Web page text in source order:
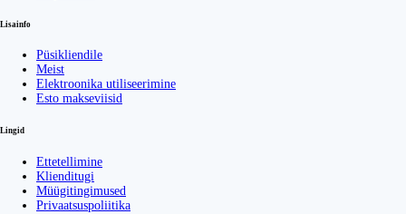
Lisainfo
Püsikliendile
Meist
Elektroonika utiliseerimine
Esto makseviisid
Lingid
Ettetellimine
Klienditugi
Müügitingimused
Privaatsuspoliitika